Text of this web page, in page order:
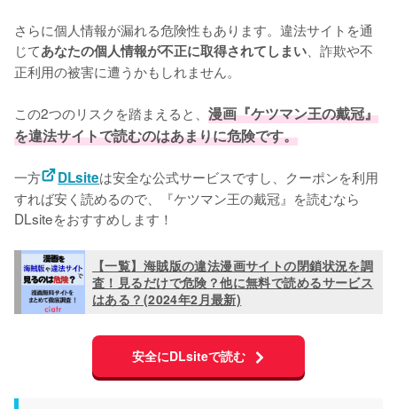
さらに個人情報が漏れる危険性もあります。違法サイトを通
じてあなたの個人情報が不正に取得されてしまい 、詐欺や不
正利用の被害に遭うかもしれません。
この2つのリスクを踏まえると、 漫画『ケツマン王の戴冠』
を違法サイトで読むのはあまりに危険です。
一方 DLsiteは安全な公式サービスですし、クーポンを利用
すれば安く読めるので、『ケツマン王の戴冠』を読むなら
DLsiteをおすすめします！
【一覧】海賊版の違法漫画サイトの閉鎖状況を調
査！見るだけで危険？他に無料で読めるサービス
はある？(2024年2月最新)
安全にDLsiteで読む